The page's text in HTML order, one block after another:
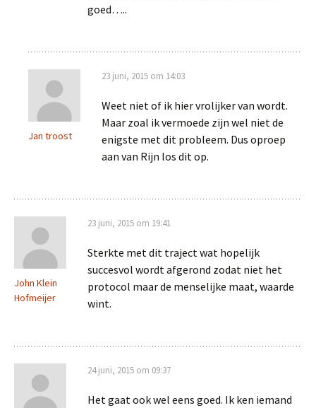
goed…..
Jan troost
23 juni, 2015 om 14:03
Weet niet of ik hier vrolijker van wordt.
Maar zoal ik vermoede zijn wel niet de
enigste met dit probleem. Dus oproep
aan van Rijn los dit op.
John Klein
Hofmeijer
23 juni, 2015 om 19:41
Sterkte met dit traject wat hopelijk
succesvol wordt afgerond zodat niet het
protocol maar de menselijke maat, waarde
wint.
24 juni, 2015 om 09:37
Het gaat ook wel eens goed. Ik ken iemand